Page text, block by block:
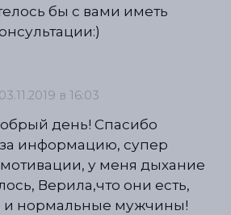
бы с вами иметь
03.11.2019 в 16:03
день! Спасибо
информацию, супер
у меня дыхание
Верила,что они есть,
и нормальные мужчины!